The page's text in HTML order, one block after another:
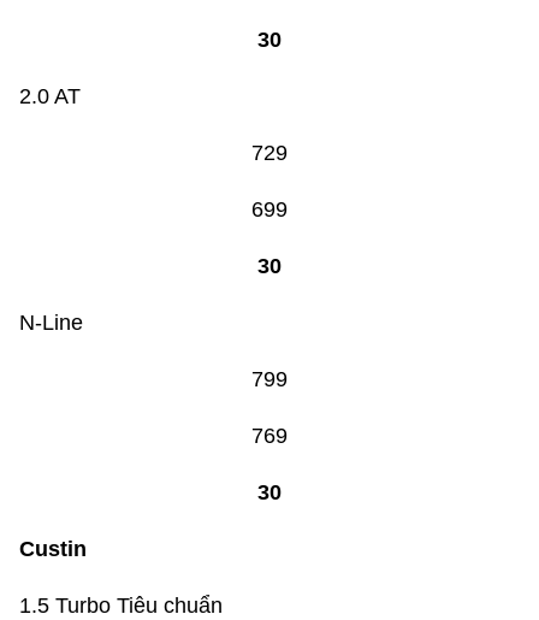
30
2.0 AT
729
699
30
N-Line
799
769
30
Custin
1.5 Turbo Tiêu chuẩn